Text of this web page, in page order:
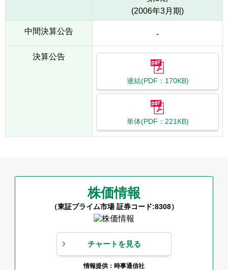
(2006年3月期)
中間決算公告 -
決算公告
連結(PDF：170KB)
単体(PDF：221KB)
株価情報
（東証プライム市場 証券コード:8308）
チャートを見る
情報提供：時事通信社